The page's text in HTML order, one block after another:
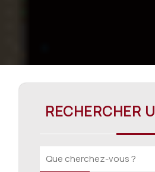
RECHERCHER